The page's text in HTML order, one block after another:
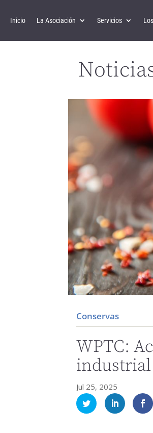
Inicio La Asociación Servicios
Conservas
WPTC:
industrial
Jul 25, 2025